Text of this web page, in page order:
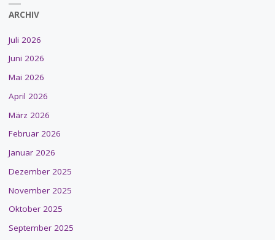
ARCHIV
Juli 2026
Juni 2026
Mai 2026
April 2026
März 2026
Februar 2026
Januar 2026
Dezember 2025
November 2025
Oktober 2025
September 2025